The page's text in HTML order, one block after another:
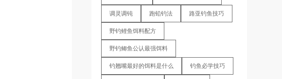
调灵调钝 跑铅钓法 路亚钓鱼技巧
野钓鲤鱼饵料配方
野钓鲫鱼公认最强饵料
钓翘嘴最好的饵料是什么 钓鱼必学技巧